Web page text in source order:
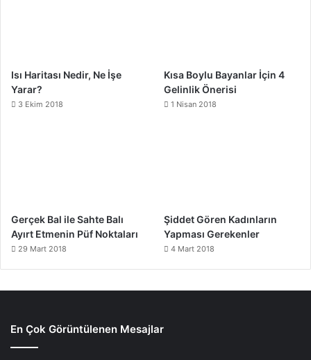
Isı Haritası Nedir, Ne İşe
Yarar?
3 Ekim 2018
Kısa Boylu Bayanlar İçin 4
Gelinlik Önerisi
1 Nisan 2018
Gerçek Bal ile Sahte Balı
Ayırt Etmenin Püf Noktaları
29 Mart 2018
Şiddet Gören Kadınların
Yapması Gerekenler
4 Mart 2018
En Çok Görüntülenen Mesajlar